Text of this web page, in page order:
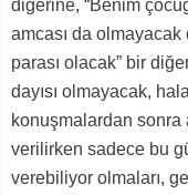
diğerine, “Benim
amcası da
parası olacak” bir
dayısı olmayacak,
konuşmalardan sonra
verilirken sadece bu
verebiliyor olmaları,